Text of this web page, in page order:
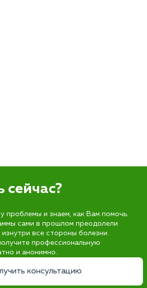
сейчас?
проблемы и знаем, как Вам помочь.
сами в прошлом преодолели
все стороны болезни.
профессиональную
и анонимно.
консультацию